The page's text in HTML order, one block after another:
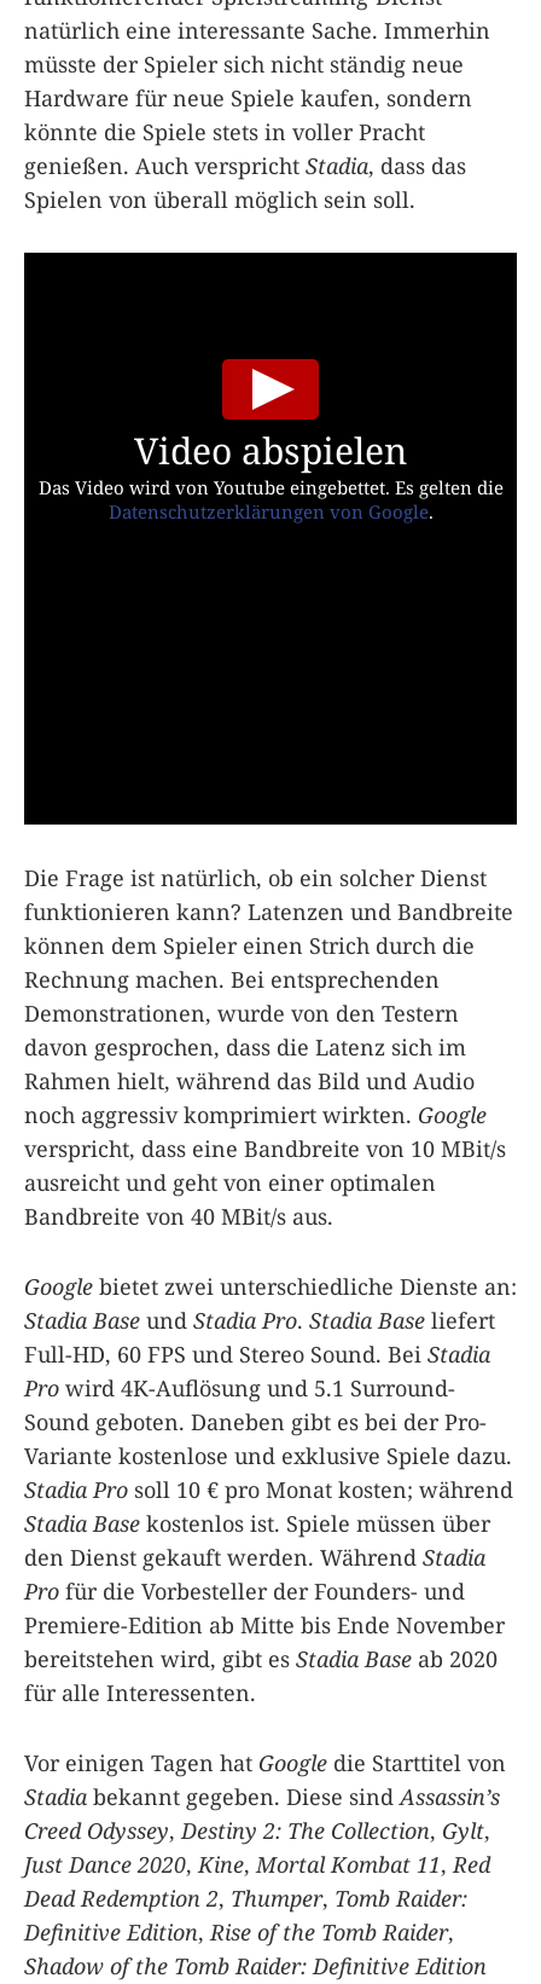
natürlich eine interessante Sache. Immerhin
müsste der Spieler sich nicht ständig neue
Hardware für neue Spiele kaufen, sondern
könnte die Spiele stets in voller Pracht
genießen. Auch verspricht Stadia, dass das
Spielen von überall möglich sein soll.
Video abspielen
Das Video wird von Youtube eingebettet. Es gelten die
Datenschutzerklärungen von Google.
Die Frage ist natürlich, ob ein solcher Dienst
funktionieren kann? Latenzen und Bandbreite
können dem Spieler einen Strich durch die
Rechnung machen. Bei entsprechenden
Demonstrationen, wurde von den Testern
davon gesprochen, dass die Latenz sich im
Rahmen hielt, während das Bild und Audio
noch aggressiv komprimiert wirkten. Google
verspricht, dass eine Bandbreite von 10 MBit/s
ausreicht und geht von einer optimalen
Bandbreite von 40 MBit/s aus.
Google bietet zwei unterschiedliche Dienste an:
Stadia Base und Stadia Pro. Stadia Base liefert
Full-HD, 60 FPS und Stereo Sound. Bei Stadia
Pro wird 4K-Auflösung und 5.1 Surround-
Sound geboten. Daneben gibt es bei der Pro-
Variante kostenlose und exklusive Spiele dazu.
Stadia Pro soll 10 € pro Monat kosten; während
Stadia Base kostenlos ist. Spiele müssen über
den Dienst gekauft werden. Während Stadia
Pro für die Vorbesteller der Founders- und
Premiere-Edition ab Mitte bis Ende November
bereitstehen wird, gibt es Stadia Base ab 2020
für alle Interessenten.
Vor einigen Tagen hat Google die Starttitel von
Stadia bekannt gegeben. Diese sindAssassin’s
Creed Odyssey,Destiny 2: The Collection, Gylt,
Just Dance 2020,Kine,Mortal Kombat 11,Red
Dead Redemption 2, Thumper, Tomb Raider:
Definitive Edition,Rise of the Tomb Raider,
Shadow of the Tomb Raider: Definitive Edition